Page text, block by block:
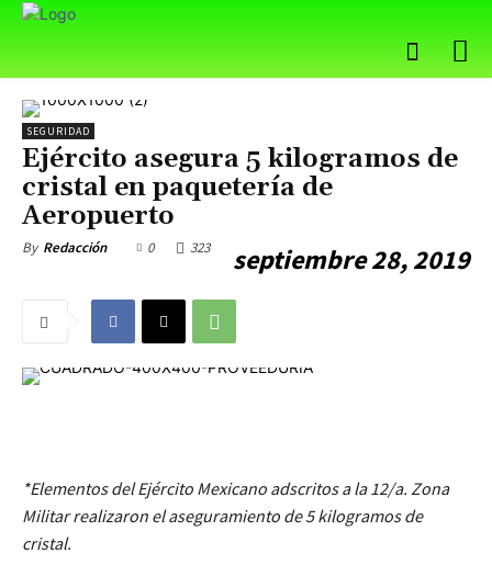
SEGURIDAD
Ejército asegura 5 kilogramos de
cristal en paquetería de
Aeropuerto
By Redacción septiembre 28, 2019
0 323
*Elementos del Ejército Mexicano adscritos a la 12/a. Zona
Militar realizaron el aseguramiento de 5 kilogramos de
cristal.